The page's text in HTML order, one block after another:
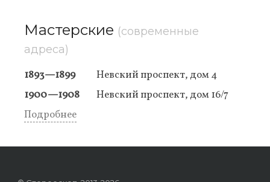
Мастерские (современные
адреса)
1893—1899
Невский проспект, дом 4
1900—1908
Невский проспект, дом 16/7
Подробнее